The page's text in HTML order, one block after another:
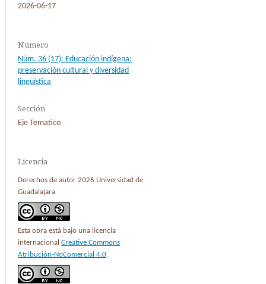
2026-06-17
Número
Núm. 36 (17): Educación indígena:
preservación cultural y diversidad
lingüística
Sección
Eje Tematico
Licencia
Derechos de autor 2026 Universidad de
Guadalajara
Esta obra está bajo una licencia
internacional Creative Commons
Atribución-NoComercial 4.0.